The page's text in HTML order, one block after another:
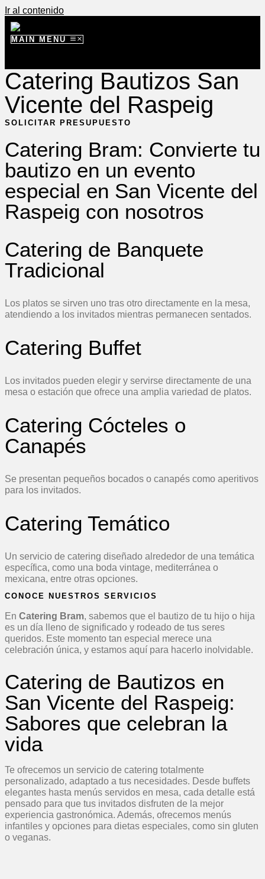
Ir al contenido
MAIN MENU
Catering Bautizos San
Vicente del Raspeig
SOLICITAR PRESUPUESTO
Catering Bram: Convierte tu
bautizo en un evento
especial en San Vicente del
Raspeig con nosotros
Catering de Banquete
Tradicional
Los platos se sirven uno tras otro directamente en la mesa,
atendiendo a los invitados mientras permanecen sentados.
Catering Buffet
Los invitados pueden elegir y servirse directamente de una
mesa o estación que ofrece una amplia variedad de platos.
Catering Cócteles o
Canapés
Se presentan pequeños bocados o canapés como aperitivos
para los invitados.
Catering Temático
Un servicio de catering diseñado alrededor de una temática
específica, como una boda vintage, mediterránea o
mexicana, entre otras opciones.
CONOCE NUESTROS SERVICIOS
En Catering Bram, sabemos que el bautizo de tu hijo o hija
es un día lleno de significado y rodeado de tus seres
queridos. Este momento tan especial merece una
celebración única, y estamos aquí para hacerlo inolvidable.
Catering de Bautizos en
San Vicente del Raspeig:
Sabores que celebran la
vida
Te ofrecemos un servicio de catering totalmente
personalizado, adaptado a tus necesidades. Desde buffets
elegantes hasta menús servidos en mesa, cada detalle está
pensado para que tus invitados disfruten de la mejor
experiencia gastronómica. Además, ofrecemos menús
infantiles y opciones para dietas especiales, como sin gluten
o veganas.